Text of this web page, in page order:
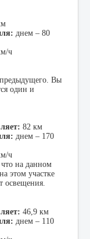
днем – 80
ч
Вы
один и
82 км
днем – 170
ч
на данном
этом участке
освещения.
46,9 км
днем – 110